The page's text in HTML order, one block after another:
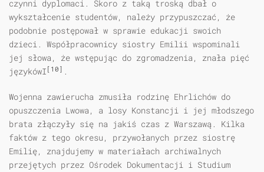
czynni dyplomaci. Skoro z taką troską dbał o
wykształcenie studentów, należy przypuszczać, że
podobnie postępował w sprawie edukacji swoich
dzieci. Współpracownicy siostry Emilii wspominali
jej słowa, że wstępując do zgromadzenia, znała pięć
językówI [10] .
Wojenna zawierucha zmusiła rodzinę Ehrlichów do
opuszczenia Lwowa, a losy Konstancji i jej młodszego
brata złączyły się na jakiś czas z Warszawą. Kilka
faktów z tego okresu, przywołanych przez siostrę
Emilię, znajdujemy w materiałach archiwalnych
przejętych przez Ośrodek Dokumentacji i Studium